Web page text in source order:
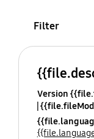
Filter
Version